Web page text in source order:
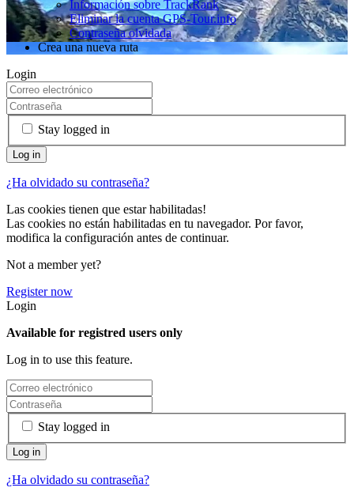
Información sobre TrackRank
Eliminar la cuenta GPS-Tour.info
Contraseña olvidada
Crea una nueva ruta
Login
Stay logged in
¿Ha olvidado su contraseña?
Las cookies tienen que estar habilitadas!
Las cookies no están habilitadas en tu navegador. Por favor,
modifica la configuración antes de continuar.
Not a member yet?
Register now
Login
Available for registred users only
Log in to use this feature.
Stay logged in
¿Ha olvidado su contraseña?